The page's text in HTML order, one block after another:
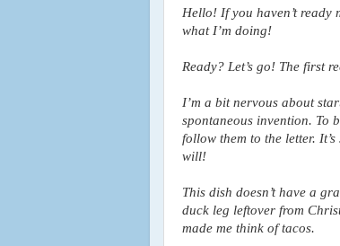
Hello! If you haven’t ready
I’m a bit nervous about
spontaneous invention. To
follow them to the letter.
This dish doesn’t have a
duck leg leftover from